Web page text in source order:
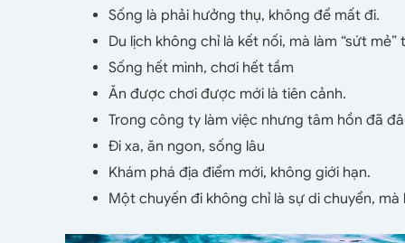
Sống là phải hưởng thụ, không để mất đi.
Du lịch không chỉ là kết nối, mà làm “sứt mẻ”
Sống hết mình, chơi hết tầm
Ăn được chơi được mới là tiên cảnh.
Trong công ty làm việc nhưng tâm hồn đã
Đi xa, ăn ngon, sống lâu
Khám phá địa điểm mới, không giới hạn.
Một chuyến đi không chỉ là sự di chuyển,